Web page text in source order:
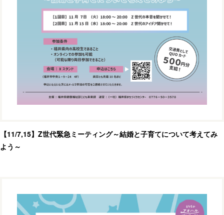
【11/7,15】Z世代緊急ミーティング～結婚と子育てについて考えてみ
よう～